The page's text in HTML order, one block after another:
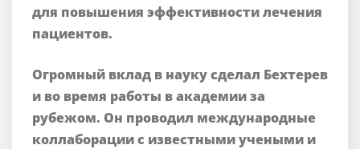
для повышения эффективности лечения
пациентов.
Огромный вклад в науку сделал Бехтерев
и во время работы в академии за
рубежом. Он проводил международные
коллаборации с известными учеными и